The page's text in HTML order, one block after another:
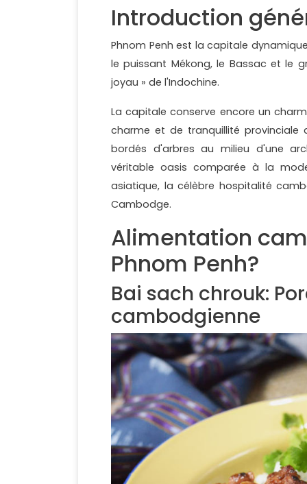
Introduction
Phnom Penh est la capitale
le puissant Mékong, le Bassac et le
joyau » de l'Indochine.
La capitale conserve encore un
charme et de tranquillité provinciale
bordés d'arbres au milieu d'une
véritable oasis comparée à la
asiatique, la célèbre hospitalité
Cambodge.
Alimentation
Phnom Penh?
Bai sach chrouk:
cambodgienne